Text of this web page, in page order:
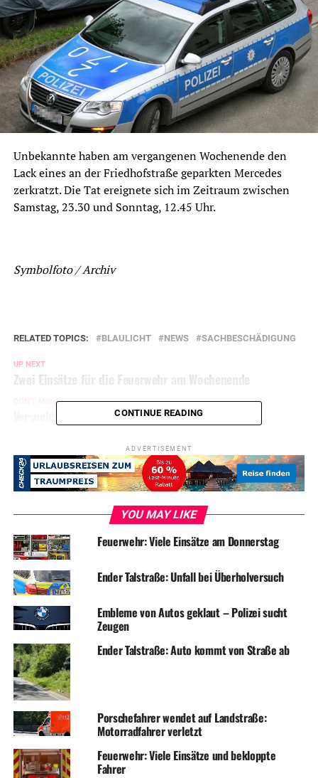
Unbekannte haben am vergangenen Wochenende den
Lack eines an der Friedhofstraße geparkten Mercedes
zerkratzt. Die Tat ereignete sich im Zeitraum zwischen
Samstag, 23.30 und Sonntag, 12.45 Uhr.
Symbolfoto / Archiv
RELATED TOPICS: BLAULICHT NEWS SACHBESCHÄDIGUNG
UP NEXT
Zwei Einsätze für die Feuerwehr am Wochenende
DON'T MISS
Versuchter Einbruch in Lagerhalle
CONTINUE READING
ADVERTISEMENT
YOU MAY LIKE
Feuerwehr: Viele Einsätze am Donnerstag
Ender Talstraße: Unfall bei Überholversuch
Embleme von Autos geklaut – Polizei sucht
Zeugen
Ender Talstraße: Auto kommt von Straße ab
Porschefahrer wendet auf Landstraße:
Motorradfahrer verletzt
Feuerwehr: Viele Einsätze und bekloppte
Fahrer